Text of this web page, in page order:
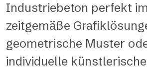
Industriebeton perfekt
zeitgemäße
geometrische Muster
individuelle künstlerische